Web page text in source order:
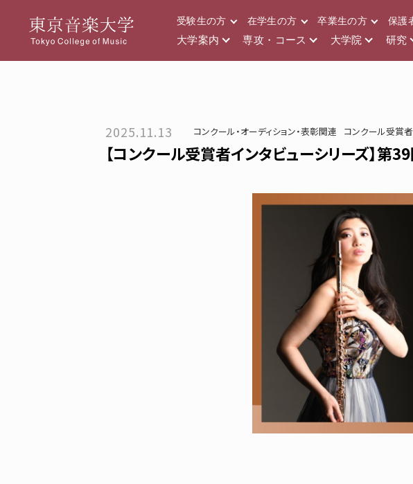
受験生の方 在学生の方 卒業生の方 保護
大学案内 専攻・コース 大学院 研究
2025.11.13 コンクール・オーディション・表彰関連 コンクール受賞
【コンクール受賞者インタビューシリーズ】第